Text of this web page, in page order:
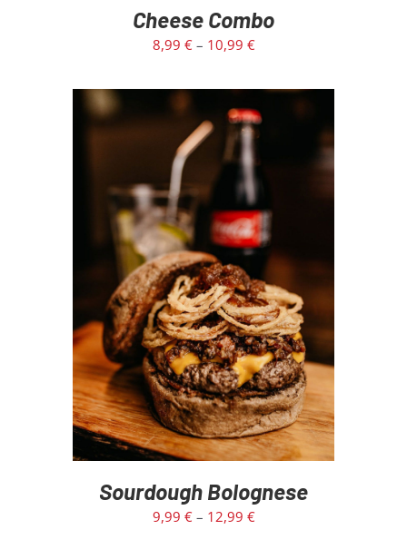
Cheese Combo
8,99 €– 10,99 €
SELECT OPTIONS / DETAILS
Sourdough Bolognese
9,99 €– 12,99 €